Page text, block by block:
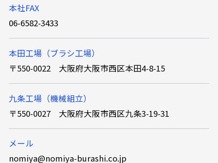
本社FAX
06-6582-3433
本田工場（ブラシ工場）
〒550-0022 大阪府大阪市西区本田4-8-15
九条工場（機械組立）
〒550-0027 大阪府大阪市西区九条3-19-31
メール
nomiya@nomiya-burashi.co.jp